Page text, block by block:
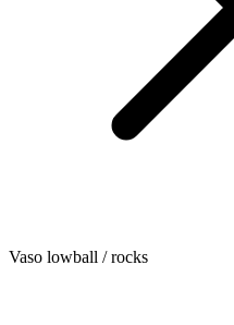
Vaso lowball / rocks